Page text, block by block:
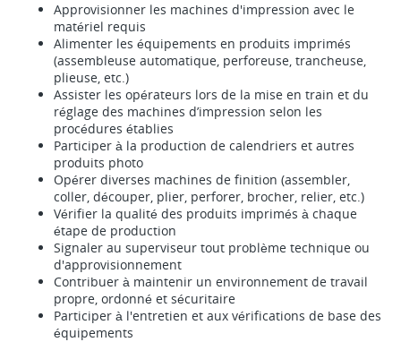
Approvisionner les machines d'impression avec le
matériel requis
Alimenter les équipements en produits imprimés
(assembleuse automatique, perforeuse, trancheuse,
plieuse, etc.)
Assister les opérateurs lors de la mise en train et du
réglage des machines d’impression selon les
procédures établies
Participer à la production de calendriers et autres
produits photo
Opérer diverses machines de finition (assembler,
coller, découper, plier, perforer, brocher, relier, etc.)
Vérifier la qualité des produits imprimés à chaque
étape de production
Signaler au superviseur tout problème technique ou
d'approvisionnement
Contribuer à maintenir un environnement de travail
propre, ordonné et sécuritaire
Participer à l'entretien et aux vérifications de base des
équipements